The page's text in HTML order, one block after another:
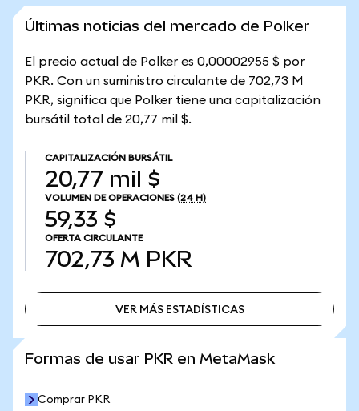
Últimas noticias del mercado de Polker
El precio actual de Polker es 0,00002955 $ por
PKR. Con un suministro circulante de 702,73 M
PKR, significa que Polker tiene una capitalización
bursátil total de 20,77 mil $.
CAPITALIZACIÓN BURSÁTIL
20,77 mil $
VOLUMEN DE OPERACIONES (24 H)
59,33 $
OFERTA CIRCULANTE
702,73 M PKR
VER MÁS ESTADÍSTICAS
Formas de usar PKR en MetaMask
Comprar PKR